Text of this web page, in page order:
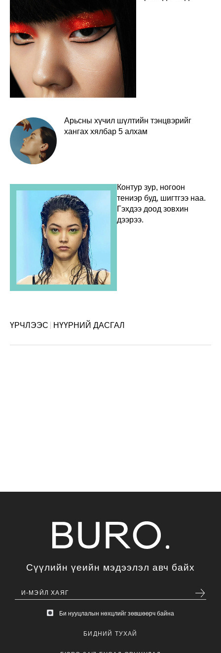
Арьсны хүчил шүлтийн тэнцвэрийг
хангах хялбар 5 алхам
Контур зур, ногоон
тениэр буд, шигтгээ наа.
Гэхдээ доод зовхин
дээрээ.
ҮРЧЛЭЭС НҮҮРНИЙ ДАСГАЛ
Сүүлийн үеийн мэдээлэл авч байх
Би нууцлалын нөхцлийг зөвшөөрч байна
БИДНИЙ ТУХАЙ